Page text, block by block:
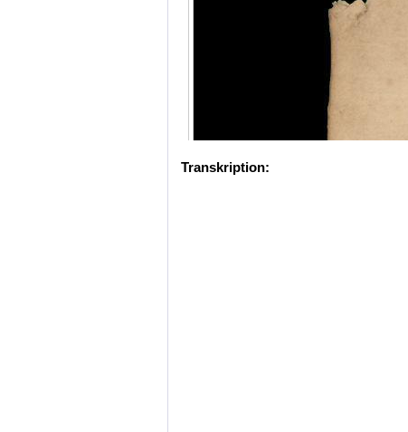
Transkription: